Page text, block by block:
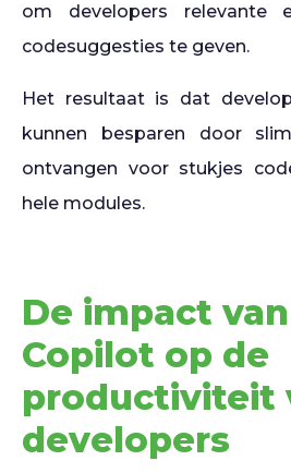
om developers relevante
codesuggesties te geven.
Het resultaat is dat
kunnen besparen door
ontvangen voor stukjes
hele modules.
De impact
Copilot op de
productiviteit
developers